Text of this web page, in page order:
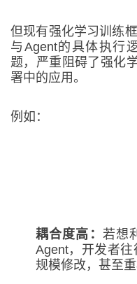
但现有强化学习训练
与Agent的具体执行
题，严重阻碍了强化
署中的应用。
例如：
耦合度高 ： 若想
Agent，开发者
规模修改，甚至